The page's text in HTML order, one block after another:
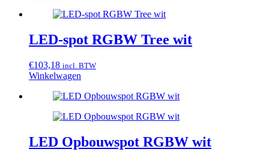
LED-spot RGBW Tree wit
€103,18 incl. BTW
Winkelwagen
LED Opbouwspot RGBW wit